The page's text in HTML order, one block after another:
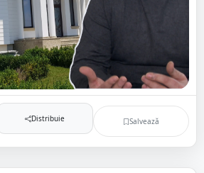
Distribuie Salvează